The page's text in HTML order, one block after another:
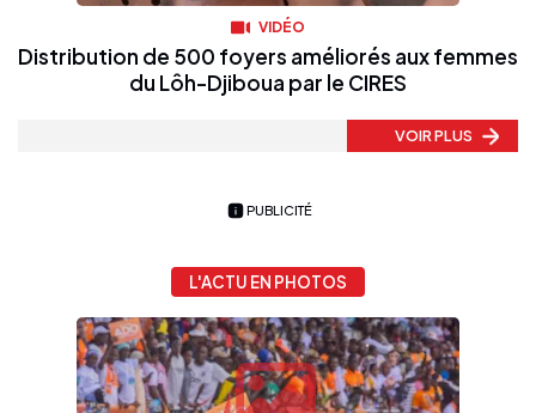
VIDÉO
Distribution de 500 foyers améliorés aux femmes
du Lôh-Djiboua par le CIRES
VOIR PLUS
PUBLICITÉ
L'ACTU EN PHOTOS